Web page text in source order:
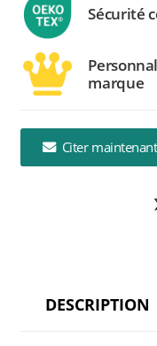
Sécurité
marque
Citer maintenant
DESCRIPTION